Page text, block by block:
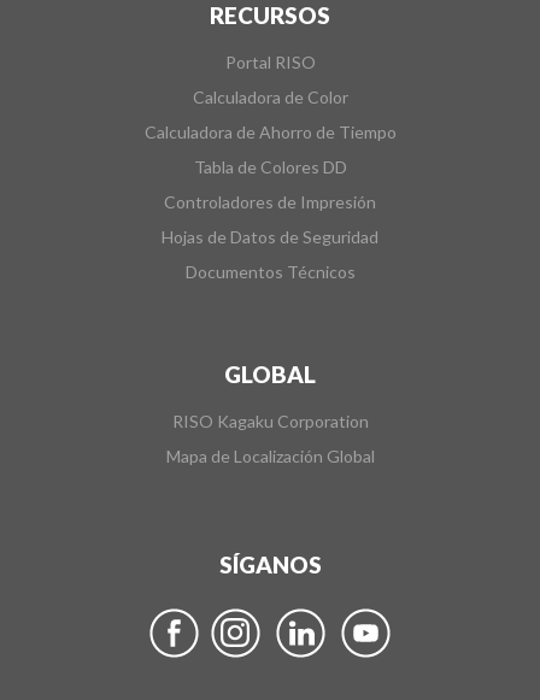
RECURSOS
Portal RISO
Calculadora de Color
Calculadora de Ahorro de Tiempo
Tabla de Colores DD
Controladores de Impresión
Hojas de Datos de Seguridad
Documentos Técnicos
GLOBAL
RISO Kagaku Corporation
Mapa de Localización Global
SÍGANOS